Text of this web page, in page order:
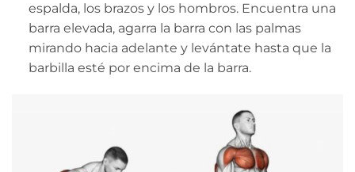
espalda, los brazos y los hombros. Encuentra una
barra elevada, agarra la barra con las palmas
mirando hacia adelante y levántate hasta que la
barbilla esté por encima de la barra.